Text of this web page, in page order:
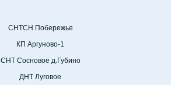
СНТСН Побережье
КП Аргуново-1
СНТ Сосновое д.Губино
ДНТ Луговое